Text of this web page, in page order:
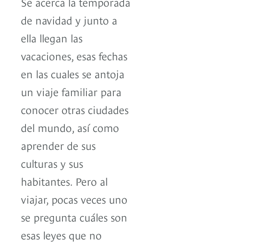
de navidad y junto a
ella llegan las
vacaciones, esas fechas
en las cuales se antoja
un viaje familiar para
conocer otras ciudades
del mundo, así como
aprender de sus
culturas y sus
habitantes. Pero al
viajar, pocas veces uno
se pregunta cuáles son
esas leyes que no